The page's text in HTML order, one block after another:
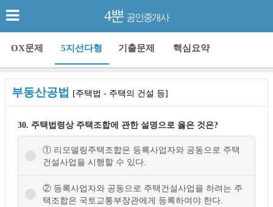
4뿐 공인중개사
OX문제 5지선다형 기출문제 핵심요약
부동산공법 [주택법 - 주택의 건설 등]
30. 주택법령상 주택조합에 관한 설명으로 옳은 것은?
① 리모델링주택조합은 등록사업자와 공동으로 주택
건설사업을 시행할 수 있다.
② 등록사업자와 공동으로 주택건설사업을 하려는 주
택조합은 국토교통부장관에게 등록하여야 한다.